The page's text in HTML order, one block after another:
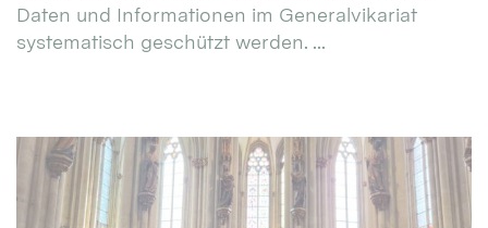
Daten und Informationen im Generalvikariat
systematisch geschützt werden. ...